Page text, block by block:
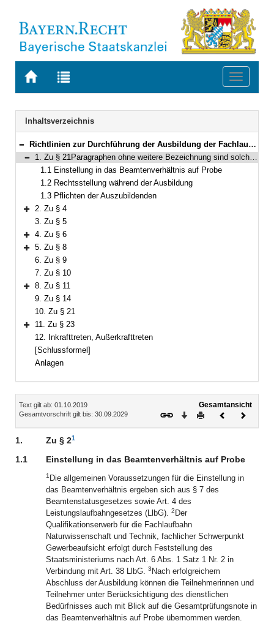
Zur
BAYERN.RECHT
Zur
letzten
Suche
Toggle
Navigation
Inhaltsverzeichnis
Bereich reduzieren
Richtlinien zur Durchführung der Ausbildung der Fachlaufbahn Naturwissenschaft und Technik, fachlicher Schwerpunkt Gewerbeaufsicht (ARGA)
Bereich reduzieren
1. Zu § 21Paragraphen ohne weitere Bezeichnung sind solche der FachV-GA
1.1 Einstellung in das Beamtenverhältnis auf Probe
1.2 Rechtsstellung während der Ausbildung
1.3 Pflichten der Auszubildenden
Bereich erweitern
2. Zu § 4
3. Zu § 5
Bereich erweitern
4. Zu § 6
Bereich erweitern
5. Zu § 8
6. Zu § 9
7. Zu § 10
Bereich erweitern
8. Zu § 11
9. Zu § 14
10. Zu § 21
Bereich erweitern
11. Zu § 23
12. Inkrafttreten, Außerkrafttreten
[Schlussformel]
Anlagen
Inhalt
Text gilt ab: 01.10.2019
Gesamtvorschrift gilt bis: 30.09.2029
Gesamtansicht
Download
DruckenVorheriges
1. Zu § 21
1.1 Einstellung in das Beamtenverhältnis auf Probe
1 Die allgemeinen Voraussetzungen für die Einstellung in
das Beamtenverhältnis ergeben sich aus § 7 des
Beamtenstatusgesetzes sowie Art. 4 des
Leistungslaufbahngesetzes (LlbG). 2 Der
Qualifikationserwerb für die Fachlaufbahn
Naturwissenschaft und Technik, fachlicher Schwerpunkt
Gewerbeaufsicht erfolgt durch Feststellung des
Staatsministeriums nach Art. 6 Abs. 1 Satz 1 Nr. 2 in
Verbindung mit Art. 38 LlbG. 3 Nach erfolgreichem
Abschluss der Ausbildung können die Teilnehmerinnen und
Teilnehmer unter Berücksichtigung des dienstlichen
Bedürfnisses auch mit Blick auf die Gesamtprüfungsnote in
das Beamtenverhältnis auf Probe übernommen werden.